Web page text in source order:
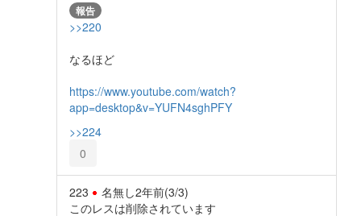
報告
>>220
なるほど
https://www.youtube.com/watch?
app=desktop&v=YUFN4sghPFY
>>224
0
223 名無し2年前(3/3)
このレスは削除されています